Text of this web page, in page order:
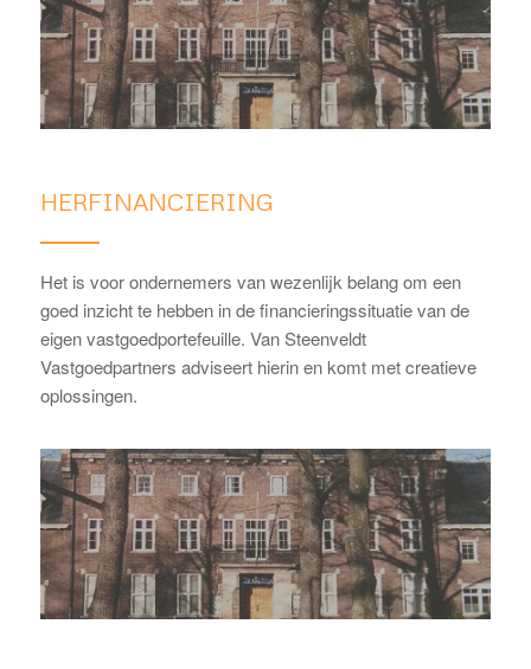
HERFINANCIERING
Het is voor ondernemers van wezenlijk belang om een
goed inzicht te hebben in de financieringssituatie van de
eigen vastgoedportefeuille. Van Steenveldt
Vastgoedpartners adviseert hierin en komt met creatieve
oplossingen.